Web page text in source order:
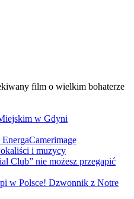
film o wielkim bohaterze
w Gdyni
i muzycy
Club” nie możesz przegapić
w Polsce! Dzwonnik z Notre